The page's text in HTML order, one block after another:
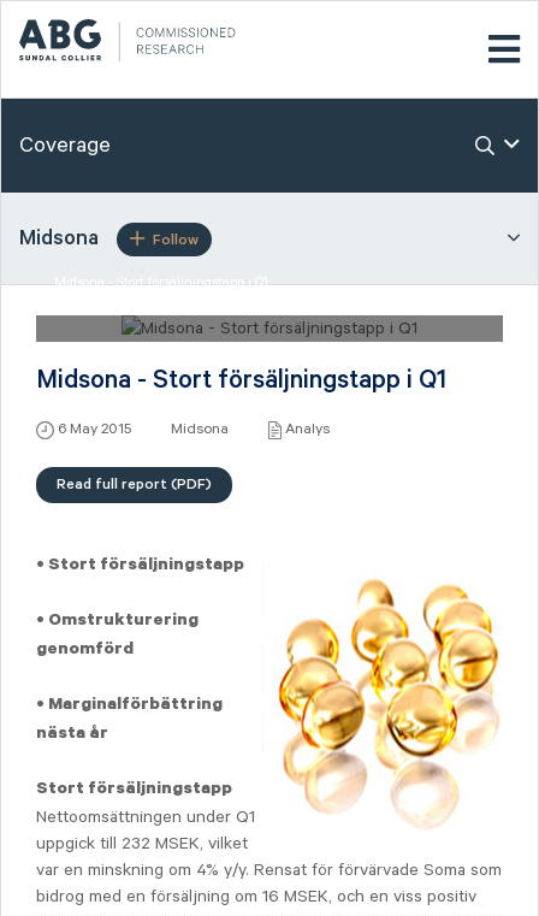
Coverage
Midsona Follow
Midsona - Stort försäljningstapp i Q1
Midsona - Stort försäljningstapp i Q1
6 May 2015 Midsona Analys
Read full report (PDF)
• Stort försäljningstapp
• Omstrukturering
genomförd
• Marginalförbättring
nästa år
Stort försäljningstapp
Nettoomsättningen under Q1
uppgick till 232 MSEK, vilket
var en minskning om 4% y/y. Rensat för förvärvade Soma som
bidrog med en försäljning om 16 MSEK, och en viss positiv